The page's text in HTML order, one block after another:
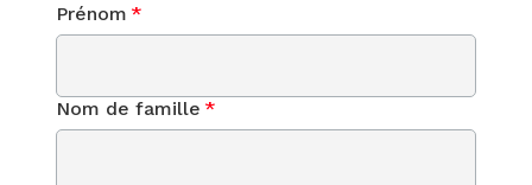
Prénom *
Nom de famille *